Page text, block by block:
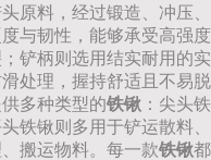
原料，经过锻造、冲压、
与韧性，能够承受高强度
铲柄则选用结实耐用的实
处理，握持舒适且不易脱
多种类型的铁锹 ：尖头铁
铁锹则多用于铲运散料、
搬运物料。每一款铁锹都